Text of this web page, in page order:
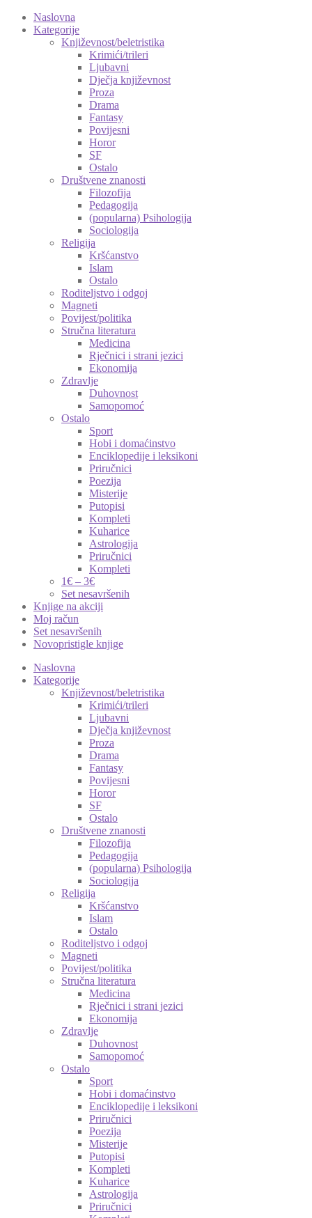
Naslovna
Kategorije
Književnost/beletristika
Krimići/trileri
Ljubavni
Dječja književnost
Proza
Drama
Fantasy
Povijesni
Horor
SF
Ostalo
Društvene znanosti
Filozofija
Pedagogija
(popularna) Psihologija
Sociologija
Religija
Kršćanstvo
Islam
Ostalo
Roditeljstvo i odgoj
Magneti
Povijest/politika
Stručna literatura
Medicina
Rječnici i strani jezici
Ekonomija
Zdravlje
Duhovnost
Samopomoć
Ostalo
Sport
Hobi i domaćinstvo
Enciklopedije i leksikoni
Priručnici
Poezija
Misterije
Putopisi
Kompleti
Kuharice
Astrologija
Priručnici
Kompleti
1€ – 3€
Set nesavršenih
Knjige na akciji
Moj račun
Set nesavršenih
Novopristigle knjige
Naslovna
Kategorije
Književnost/beletristika
Krimići/trileri
Ljubavni
Dječja književnost
Proza
Drama
Fantasy
Povijesni
Horor
SF
Ostalo
Društvene znanosti
Filozofija
Pedagogija
(popularna) Psihologija
Sociologija
Religija
Kršćanstvo
Islam
Ostalo
Roditeljstvo i odgoj
Magneti
Povijest/politika
Stručna literatura
Medicina
Rječnici i strani jezici
Ekonomija
Zdravlje
Duhovnost
Samopomoć
Ostalo
Sport
Hobi i domaćinstvo
Enciklopedije i leksikoni
Priručnici
Poezija
Misterije
Putopisi
Kompleti
Kuharice
Astrologija
Priručnici